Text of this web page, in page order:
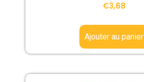
€3,68
Ajouter au panier